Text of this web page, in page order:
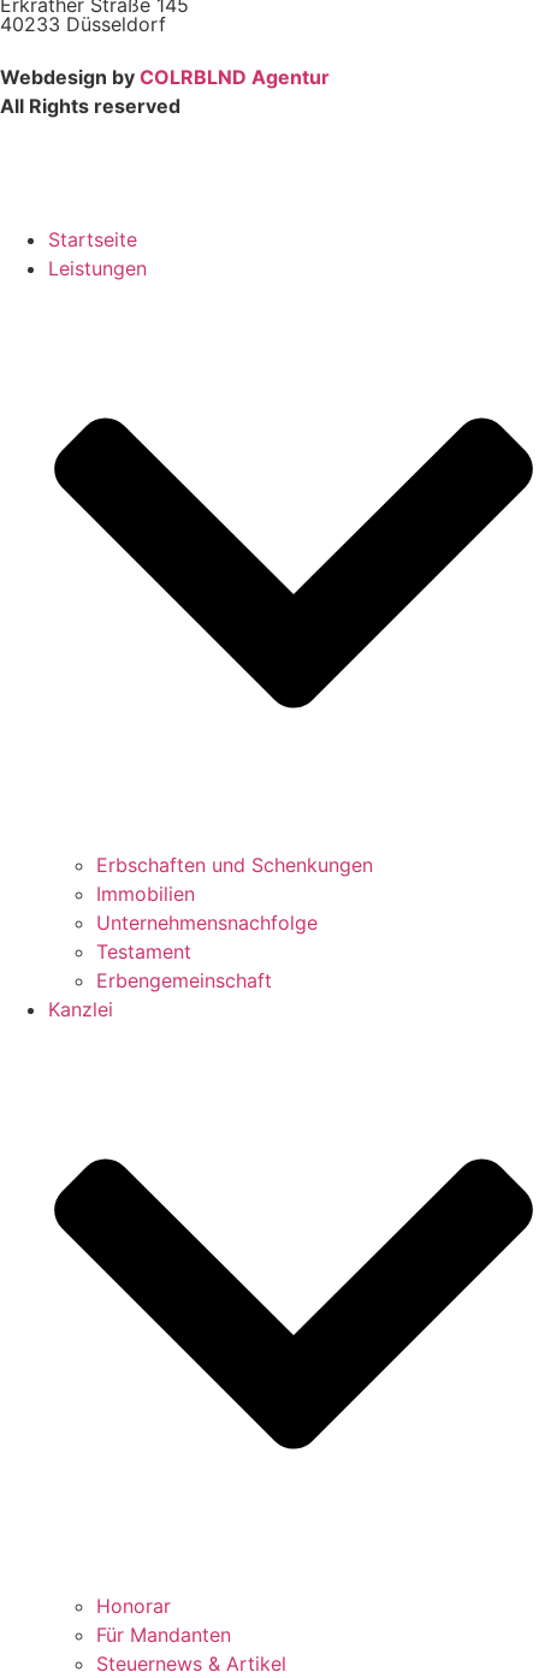
Erkrather Straße 145
40233 Düsseldorf
Webdesign by COLRBLND Agentur
All Rights reserved
Startseite
Leistungen
Erbschaften und Schenkungen
Immobilien
Unternehmensnachfolge
Testament
Erbengemeinschaft
Kanzlei
Honorar
Für Mandanten
Steuernews & Artikel